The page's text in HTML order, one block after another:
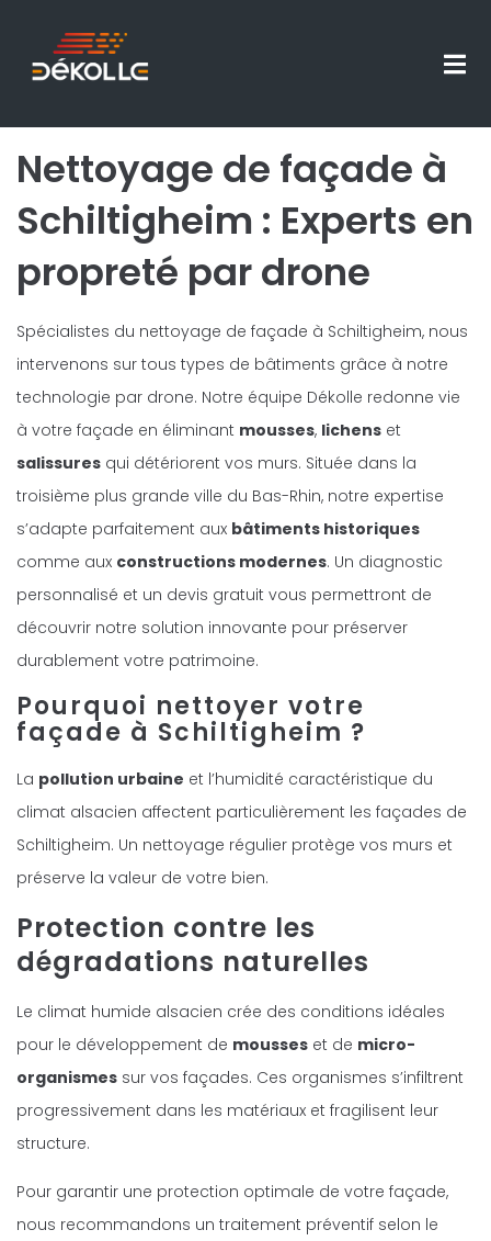
Nettoyage de façade à
Schiltigheim : Experts en
propreté par drone
Spécialistes du nettoyage de façade à Schiltigheim, nous
intervenons sur tous types de bâtiments grâce à notre
technologie par drone. Notre équipe Dékolle redonne vie
à votre façade en éliminant mousses, lichens et
salissures qui détériorent vos murs. Située dans la
troisième plus grande ville du Bas-Rhin, notre expertise
s’adapte parfaitement aux bâtiments historiques
comme aux constructions modernes. Un diagnostic
personnalisé et un devis gratuit vous permettront de
découvrir notre solution innovante pour préserver
durablement votre patrimoine.
Pourquoi nettoyer votre
façade à Schiltigheim ?
La pollution urbaine et l’humidité caractéristique du
climat alsacien affectent particulièrement les façades de
Schiltigheim. Un nettoyage régulier protège vos murs et
préserve la valeur de votre bien.
Protection contre les
dégradations naturelles
Le climat humide alsacien crée des conditions idéales
pour le développement de mousses et de micro-
organismes sur vos façades. Ces organismes s’infiltrent
progressivement dans les matériaux et fragilisent leur
structure.
Pour garantir une protection optimale de votre façade,
nous recommandons un traitement préventif selon le